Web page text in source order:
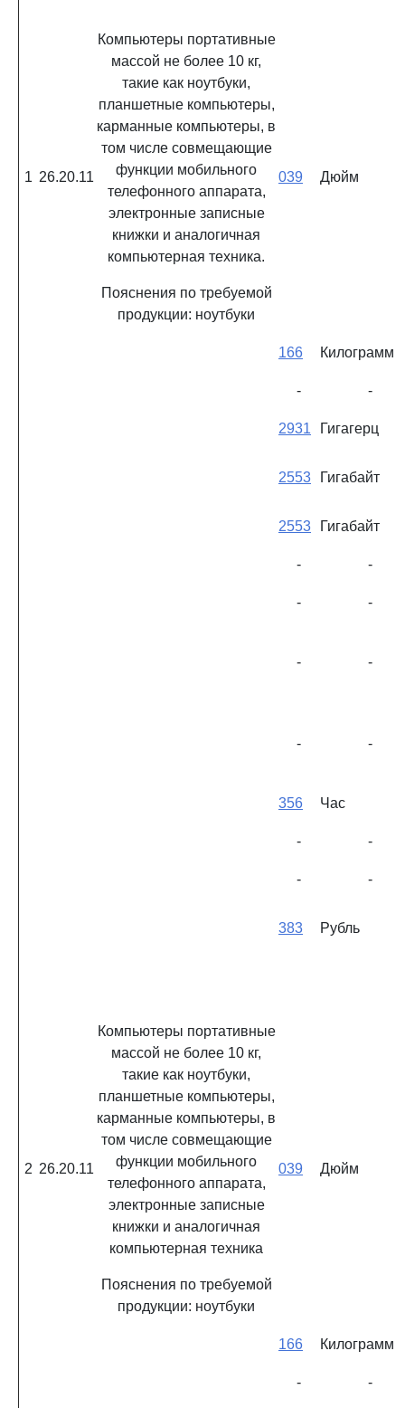
1 26.20.11
Компьютеры портативные
массой не более 10 кг,
такие как ноутбуки,
планшетные компьютеры,
карманные компьютеры, в
том числе совмещающие
функции мобильного
телефонного аппарата,
электронные записные
книжки и аналогичная
компьютерная техника.
Пояснения по требуемой
продукции: ноутбуки
039 Дюйм
166 Килограмм
- -
2931 Гигагерц
2553 Гигабайт
2553 Гигабайт
- -
- -
- -
- -
356 Час
- -
- -
383 Рубль
2 26.20.11
Компьютеры портативные
массой не более 10 кг,
такие как ноутбуки,
планшетные компьютеры,
карманные компьютеры, в
том числе совмещающие
функции мобильного
телефонного аппарата,
электронные записные
книжки и аналогичная
компьютерная техника
Пояснения по требуемой
продукции: ноутбуки
039 Дюйм
166 Килограмм
- -